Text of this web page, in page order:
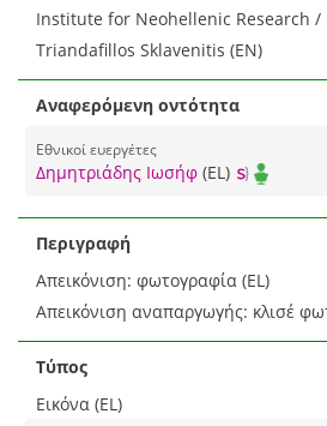
Institute for Neohellenic Research /
Triandafillos Sklavenitis (EN)
Αναφερόμενη οντότητα
Εθνικοί ευεργέτες
Δημητριάδης Ιωσήφ (EL)
Περιγραφή
Απεικόνιση: φωτογραφία (EL)
Απεικόνιση αναπαργωγής: κλισέ
Τύπος
Εικόνα (EL)